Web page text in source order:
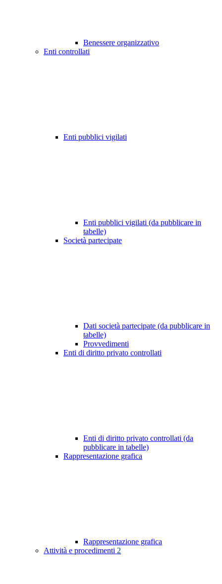
Benessere organizzativo
Enti controllati
Enti pubblici vigilati
Enti pubblici vigilati (da pubblicare in
tabelle)
Società partecipate
Dati società partecipate (da pubblicare in
tabelle)
Provvedimenti
Enti di diritto privato controllati
Enti di diritto privato controllati (da
pubblicare in tabelle)
Rappresentazione grafica
Rappresentazione grafica
Attività e procedimenti 2